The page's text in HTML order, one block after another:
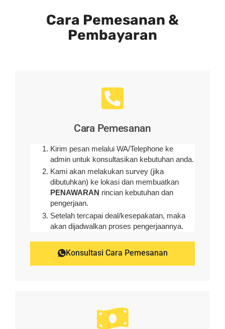
Cara Pemesanan &
Pembayaran
Cara Pemesanan
Kirim pesan melalui WA/Telephone ke
admin untuk konsultasikan kebutuhan anda.
Kami akan melakukan survey (jika
dibutuhkan) ke lokasi dan membuatkan
PENAWARAN rincian kebutuhan dan
pengerjaan.
Setelah tercapai deal/kesepakatan, maka
akan dijadwalkan proses pengerjaannya.
Konsultasi Cara Pemesanan